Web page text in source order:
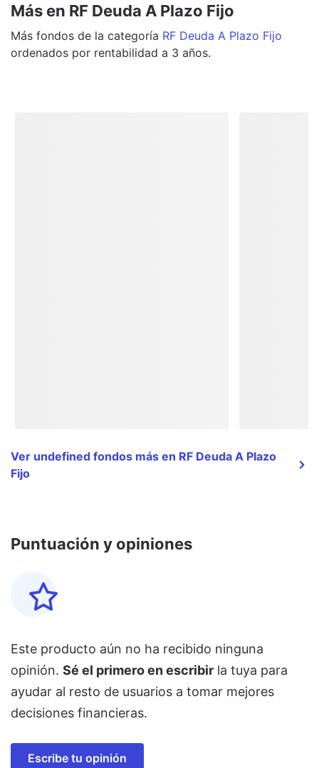
Más en RF Deuda A Plazo Fijo
Más fondos de la categoría RF Deuda A Plazo Fijo
ordenados por rentabilidad a 3 años.
Ver undefined fondos más en RF Deuda A Plazo
Fijo
Puntuación y opiniones
Este producto aún no ha recibido ninguna
opinión. Sé el primero en escribir la tuya para
ayudar al resto de usuarios a tomar mejores
decisiones financieras.
Escribe tu opinión